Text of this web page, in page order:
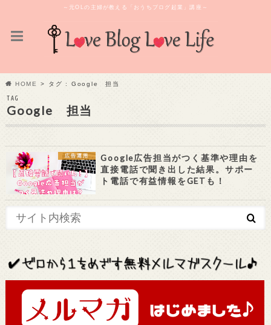
～元OLの主婦が教える「おうちブログ起業」講座～
HOME タグ : Google 担当
TAG
Google 担当
広告運用
Google広告担当がつく基準や理由を
直接電話で聞き出した結果。サポー
ト電話で有益情報をGETも！